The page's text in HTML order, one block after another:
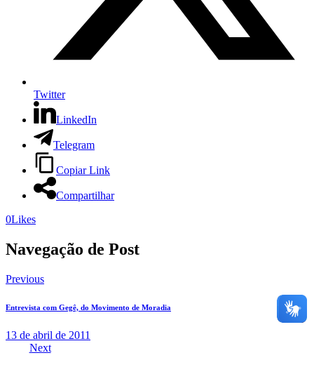
Twitter
LinkedIn
Telegram
Copiar Link
Compartilhar
0Likes
Navegação de Post
Previous
Entrevista com Gegê, do Movimento de Moradia
13 de abril de 2011
Next